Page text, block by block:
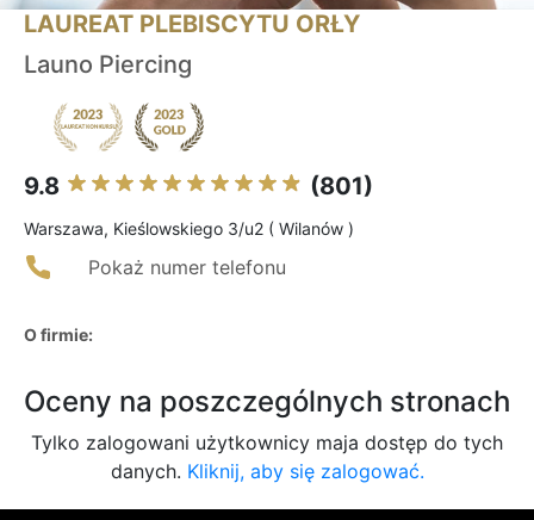
LAUREAT PLEBISCYTU ORŁY
Launo Piercing
9.8 (801)
Warszawa, Kieślowskiego 3/u2 ( Wilanów )
Pokaż numer telefonu
O firmie:
Oceny na poszczególnych stronach
Tylko zalogowani użytkownicy maja dostęp do tych
danych. Kliknij, aby się zalogować.